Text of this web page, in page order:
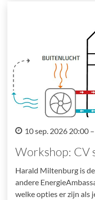
10 sep. 2026 20:00
Workshop: CV
Harald Miltenburg is
andere
welke opties er zijn als